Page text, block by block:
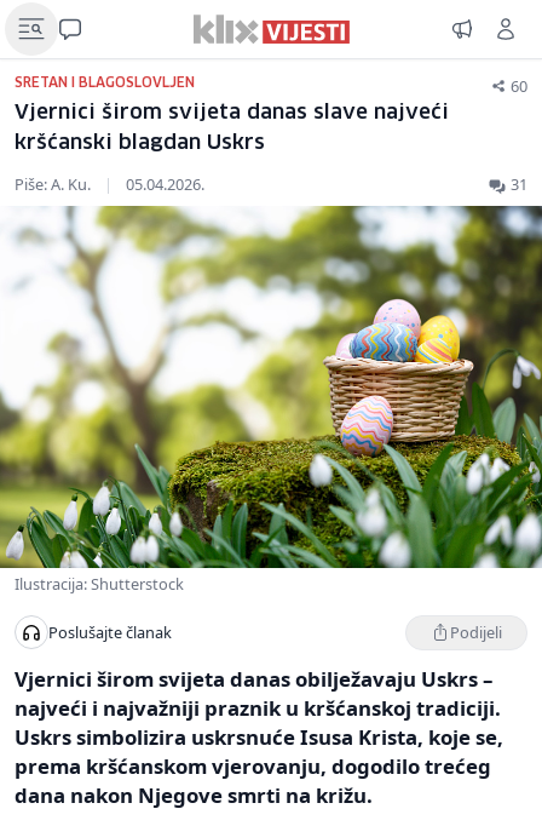
SRETAN I BLAGOSLOVLJEN 60
Vjernici širom svijeta danas slave najveći
kršćanski blagdan Uskrs
Piše: A. Ku. | 05.04.2026. 31
Ilustracija: Shutterstock
Poslušajte članak Podijeli
Vjernici širom svijeta danas obilježavaju Uskrs –
najveći i najvažniji praznik u kršćanskoj tradiciji.
Uskrs simbolizira uskrsnuće Isusa Krista, koje se,
prema kršćanskom vjerovanju, dogodilo trećeg
dana nakon Njegove smrti na križu.